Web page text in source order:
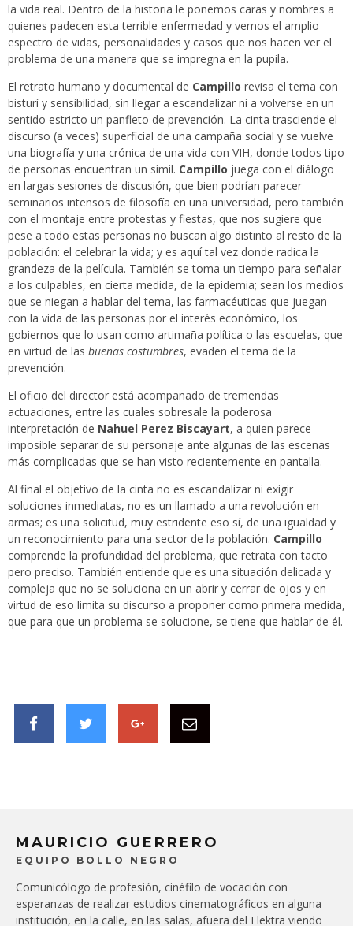
la vida real. Dentro de la historia le ponemos caras y nombres a
quienes padecen esta terrible enfermedad y vemos el amplio
espectro de vidas, personalidades y casos que nos hacen ver el
problema de una manera que se impregna en la pupila.
El retrato humano y documental de Campillo revisa el tema con
bisturí y sensibilidad, sin llegar a escandalizar ni a volverse en un
sentido estricto un panfleto de prevención. La cinta trasciende el
discurso (a veces) superficial de una campaña social y se vuelve
una biografía y una crónica de una vida con VIH, donde todos tipo
de personas encuentran un símil. Campillo juega con el diálogo
en largas sesiones de discusión, que bien podrían parecer
seminarios intensos de filosofía en una universidad, pero también
con el montaje entre protestas y fiestas, que nos sugiere que
pese a todo estas personas no buscan algo distinto al resto de la
población: el celebrar la vida; y es aquí tal vez donde radica la
grandeza de la película. También se toma un tiempo para señalar
a los culpables, en cierta medida, de la epidemia; sean los medios
que se niegan a hablar del tema, las farmacéuticas que juegan
con la vida de las personas por el interés económico, los
gobiernos que lo usan como artimaña política o las escuelas, que
en virtud de las buenas costumbres, evaden el tema de la
prevención.
El oficio del director está acompañado de tremendas
actuaciones, entre las cuales sobresale la poderosa
interpretación de Nahuel Perez Biscayart, a quien parece
imposible separar de su personaje ante algunas de las escenas
más complicadas que se han visto recientemente en pantalla.
Al final el objetivo de la cinta no es escandalizar ni exigir
soluciones inmediatas, no es un llamado a una revolución en
armas; es una solicitud, muy estridente eso sí, de una igualdad y
un reconocimiento para una sector de la población. Campillo
comprende la profundidad del problema, que retrata con tacto
pero preciso. También entiende que es una situación delicada y
compleja que no se soluciona en un abrir y cerrar de ojos y en
virtud de eso limita su discurso a proponer como primera medida,
que para que un problema se solucione, se tiene que hablar de él.
MAURICIO GUERRERO
EQUIPO BOLLO NEGRO
Comunicólogo de profesión, cinéfilo de vocación con
esperanzas de realizar estudios cinematográficos en alguna
institución, en la calle, en las salas, afuera del Elektra viendo